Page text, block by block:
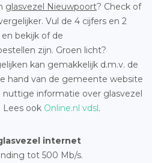
glasvezel Nieuwpoort? Check of
Vul de 4 cijfers en 2
bekijk of de
zijn. Groen licht?
kan gemakkelijk d.m.v. de
hand van de gemeente website
nuttige informatie over glasvezel
Lees ook Online.nl vdsl.
internet
tot 500 Mb/s.